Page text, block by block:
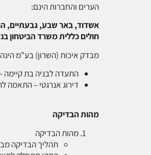
הערים והחברות הינם:
אשדוד, באר שבע, גבעתיים,
חולים כללית משרד הביטחון
מבדק איכות (השרון) בע"מ
התעדה לבניה בת קיימה –
דירוג אנרגטי – התאמה לתקן
מהות הבדיקה
מהות הבדיקה
תהליך הבדיקה מבוסס